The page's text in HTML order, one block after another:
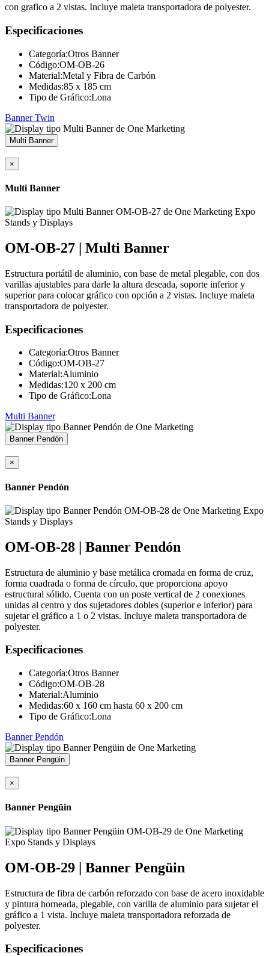
con grafico a 2 vistas. Incluye maleta transportadora de polyester.
Especificaciones
Categoría:Otros Banner
Código:OM-OB-26
Material:Metal y Fibra de Carbón
Medidas:85 x 185 cm
Tipo de Gráfico:Lona
Banner Twin
Multi Banner
×
Multi Banner
OM-OB-27 | Multi Banner
Estructura portátil de aluminio, con base de metal plegable, con dos
varillas ajustables para darle la altura deseada, soporte inferior y
superior para colocar gráfico con opción a 2 vistas. Incluye maleta
transportadora de polyester.
Especificaciones
Categoría:Otros Banner
Código:OM-OB-27
Material:Aluminio
Medidas:120 x 200 cm
Tipo de Gráfico:Lona
Multi Banner
Banner Pendón
×
Banner Pendón
OM-OB-28 | Banner Pendón
Estructura de aluminio y base metálica cromada en forma de cruz,
forma cuadrada o forma de círculo, que proporciona apoyo
estructural sólido. Cuenta con un poste vertical de 2 conexiones
unidas al centro y dos sujetadores dobles (superior e inferior) para
sujetar el gráfico a 1 o 2 vistas. Incluye maleta transportadora de
polyester.
Especificaciones
Categoría:Otros Banner
Código:OM-OB-28
Material:Aluminio
Medidas:60 x 160 cm hasta 60 x 200 cm
Tipo de Gráfico:Lona
Banner Pendón
Banner Pengüin
×
Banner Pengüin
OM-OB-29 | Banner Pengüin
Estructura de fibra de carbón reforzado con base de acero inoxidable
y pintura horneada, plegable, con varilla de aluminio para sujetar el
gráfico a 1 vista. Incluye maleta transportadora reforzada de
polyester.
Especificaciones